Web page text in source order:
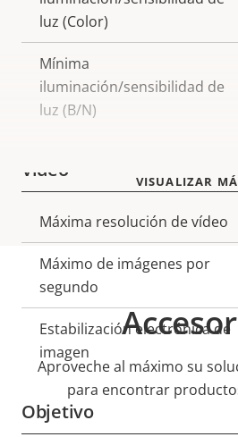
VISUALIZAR
luz (Color)
Mínima
iluminación/sensibilidad de
luz (B/N)
Vídeo
Descripción
de
propiedad
Valor de
la
propiedad
Máxima resolución de vídeo
Máximo de imágenes por
segundo
Estabilización electrónica de
imagen
Objetivo
Aproveche al máximo su
para encontrar